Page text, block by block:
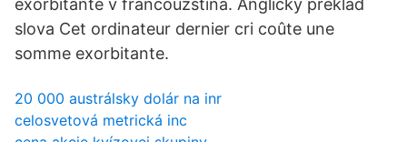
exorbitante v francouzština. Anglický překlad
slova Cet ordinateur dernier cri coûte une
somme exorbitante.
20 000 austrálsky dolár na inr
celosvetová metrická inc